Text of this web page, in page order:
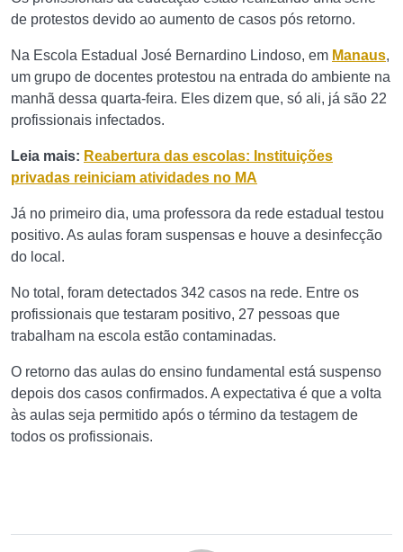
de protestos devido ao aumento de casos pós retorno.
Na Escola Estadual José Bernardino Lindoso, em Manaus,
um grupo de docentes protestou na entrada do ambiente na
manhã dessa quarta-feira. Eles dizem que, só ali, já são 22
profissionais infectados.
Leia mais: Reabertura das escolas: Instituições
privadas reiniciam atividades no MA
Já no primeiro dia, uma professora da rede estadual testou
positivo. As aulas foram suspensas e houve a desinfecção
do local.
No total, foram detectados 342 casos na rede. Entre os
profissionais que testaram positivo, 27 pessoas que
trabalham na escola estão contaminadas.
O retorno das aulas do ensino fundamental está suspenso
depois dos casos confirmados. A expectativa é que a volta
às aulas seja permitido após o término da testagem de
todos os profissionais.